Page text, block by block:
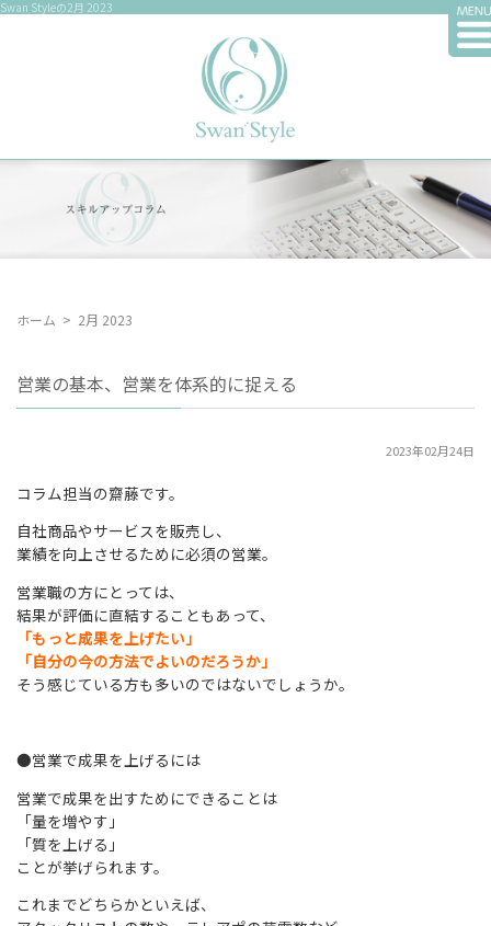
Swan Styleの2月 2023
ホーム > 2月 2023
営業の基本、営業を体系的に捉える
2023年02月24日
コラム担当の齋藤です。
自社商品やサービスを販売し、
業績を向上させるために必須の営業。
営業職の方にとっては、
結果が評価に直結することもあって、
「もっと成果を上げたい」
「自分の今の方法でよいのだろうか」
そう感じている方も多いのではないでしょうか。
●営業で成果を上げるには
営業で成果を出すためにできることは
「量を増やす」
「質を上げる」
ことが挙げられます。
これまでどちらかといえば、